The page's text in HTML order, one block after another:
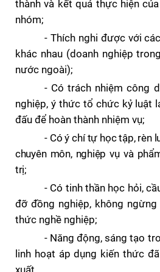
thành và kết quả thực hiện
nhóm;
- Thích nghi được với
khác nhau (doanh nghiệp
nước ngoài);
- Có trách nhiệm công
nghiệp, ý thức tổ chức kỷ luật
đấu để hoàn thành nhiệm vụ;
- Có ý chí tự học tập, rèn
chuyên môn, nghiệp vụ và
trị;
- Có tinh thần học hỏi,
đỡ đồng nghiệp, không
thức nghề nghiệp;
- Năng động, sáng tạo
linh hoạt áp dụng kiến thức
xuất.